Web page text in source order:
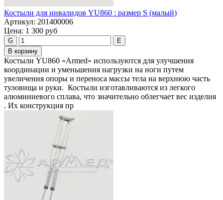
Костыли для инвалидов YU860 : размер S (малый)
Артикул: 201400006
Цена: 1 300 руб
G
E
В корзину
Костыли YU860 «Armed» используются для улучшения
координации и уменьшения нагрузки на ноги путем
увеличения опоры и переноса массы тела на верхнюю часть
туловища и руки. Костыли изготавливаются из легкого
алюминиевого сплава, что значительно облегчает вес изделия
. Их конструкция пр